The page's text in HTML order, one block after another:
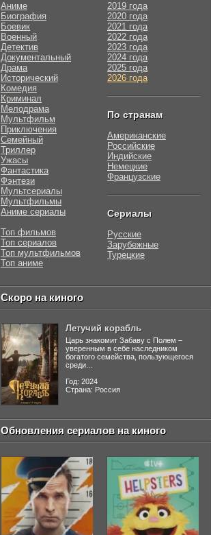
Аниме
Биография
Боевик
Военный
Детектив
Документальный
Драма
Исторический
Комедия
Криминал
Мелодрама
Мультфильм
Приключения
Семейный
Триллер
Ужасы
Фантастика
Фэнтези
Мультсериалы
Мультфильмы
Аниме сериалы
Топ фильмов
Топ сериалов
Топ мультфильмов
Топ аниме
2019 года
2020 года
2021 года
2022 года
2023 года
2024 года
2025 года
2026 года
По странам
Американские
Российские
Индийские
Немецкие
Французские
Сериалы
Русские
Зарубежные
Турецкие
Скоро на киного
Летучий корабль
Царь знакомит Забаву с Полем –
уверенным в себе наследником
богатого семейства, пользующегося
среди...
Год: 2024
Страна: Россия
Обновления сериалов на киного